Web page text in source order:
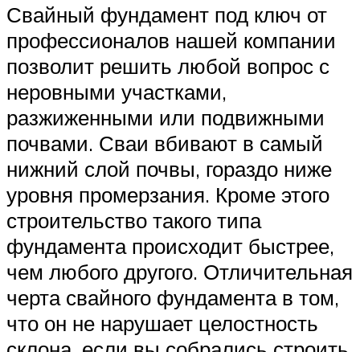
Свайный фундамент под ключ от
профессионалов нашей компании
позволит решить любой вопрос с
неровными участками,
разжиженными или подвижными
почвами. Сваи вбивают в самый
нижний слой почвы, гораздо ниже
уровня промерзания. Кроме этого
строительство такого типа
фундамента происходит быстрее,
чем любого другого. Отличительная
черта свайного фундамента в том,
что он не нарушает целостность